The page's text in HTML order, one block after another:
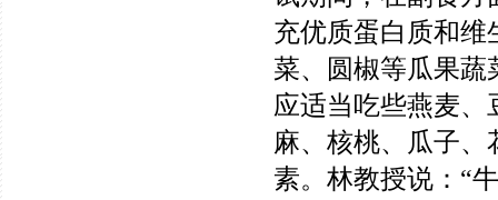
充优质蛋白质和维
菜、圆椒等瓜果蔬
应适当吃些燕麦
麻、核桃、瓜子
素。林教授说：“